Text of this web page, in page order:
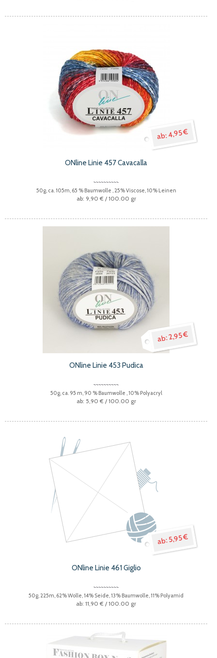
4,95 €
ONline Linie 457 Cavacalla
50g, ca. 105m, 65 % Baumwolle , 25% Viscose, 10% Leinen
9,90 € / 100.00 gr
2,95 €
ONline Linie 453 Pudica
50g, ca. 95 m, 90 % Baumwolle , 10% Polyacryl
5,90 € / 100.00 gr
5,95 €
ONline Linie 461 Giglio
50g, 225m, 62% Wolle, 14% Seide, 13% Baumwolle, 11% Polyamid
11,90 € / 100.00 gr